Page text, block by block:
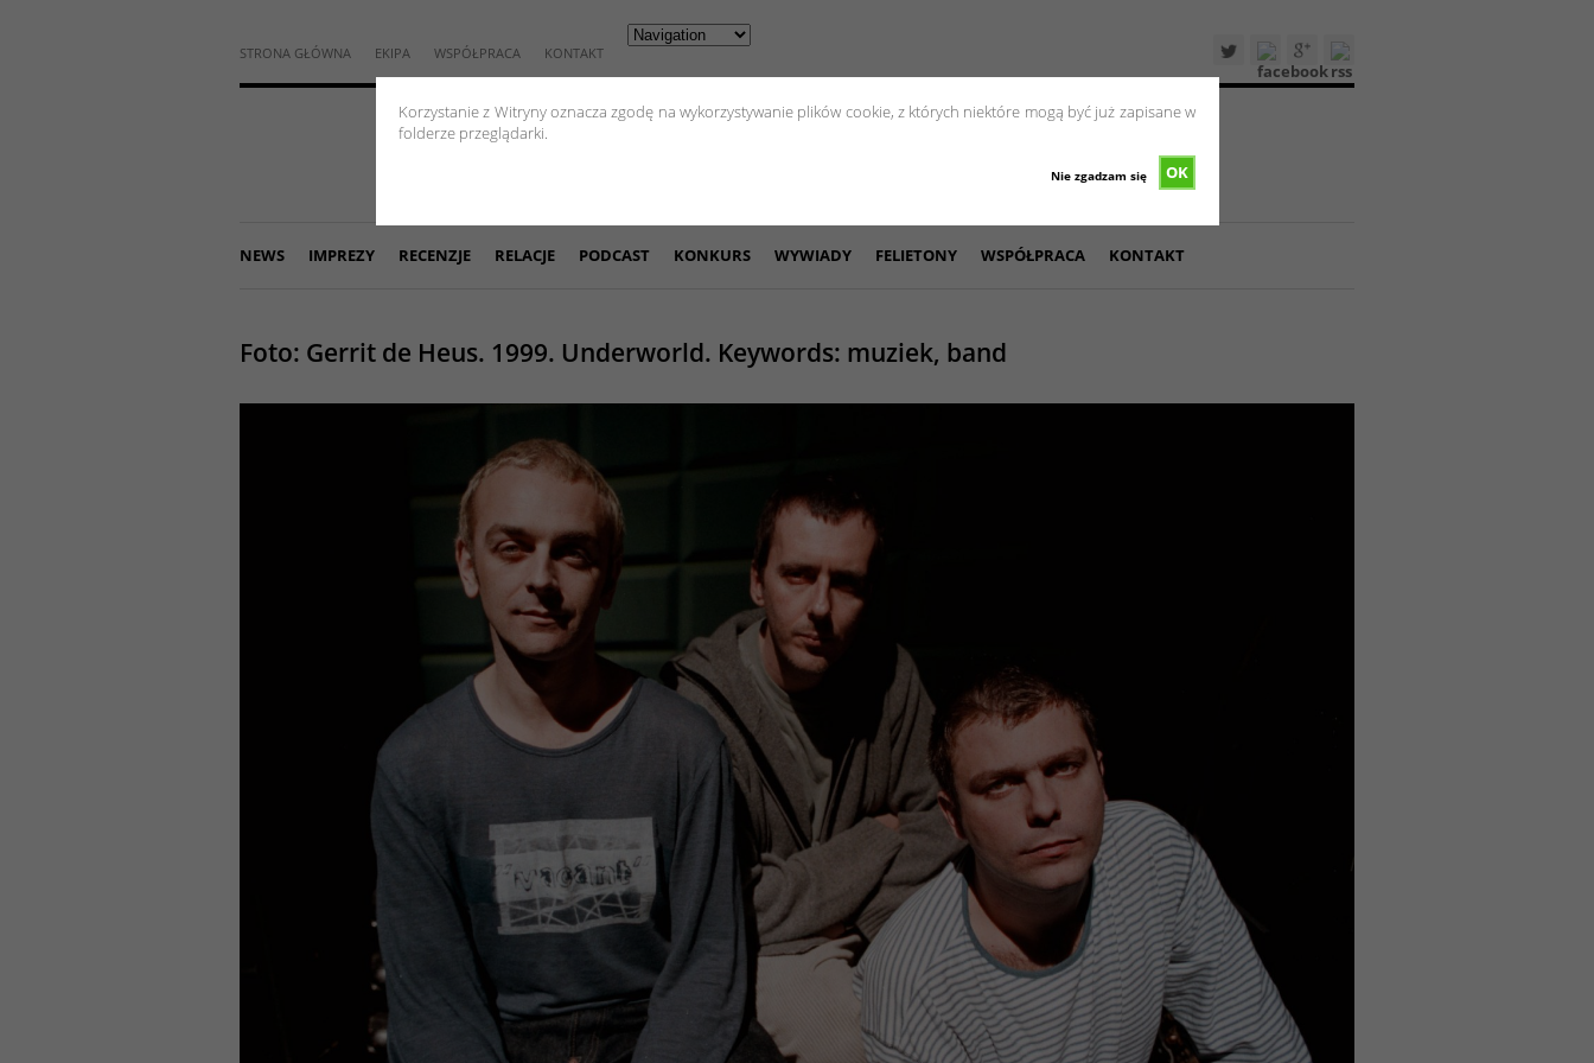
Korzystanie z Witryny oznacza zgodę na wykorzystywanie plików cookie, z których niektóre mogą być już zapisane w
folderze przeglądarki.
OK
Nie zgadzam się
STRONA GŁÓWNA EKIPA WSPÓŁPRACA KONTAKT
NEWS IMPREZY RECENZJE RELACJE PODCAST KONKURS WYWIADY FELIETONY WSPÓŁPRACA KONTAKT
Foto: Gerrit de Heus. 1999. Underworld. Keywords: muziek, band